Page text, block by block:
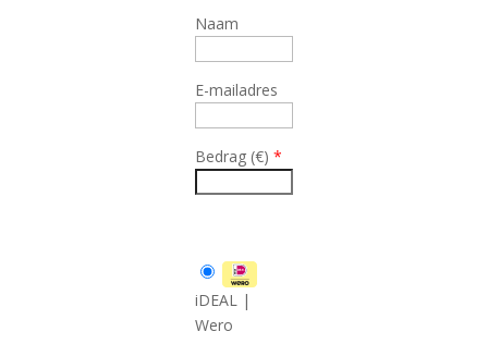
Naam
E-mailadres
Bedrag (€)*
iDEAL |
Wero